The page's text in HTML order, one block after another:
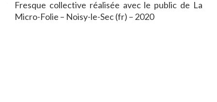
Fresque collective réalisée avec le public de La
Micro-Folie – Noisy-le-Sec (fr) – 2020